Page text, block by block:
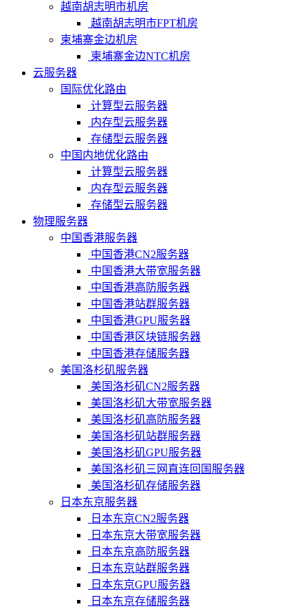
越南胡志明市机房
越南胡志明市FPT机房
柬埔寨金边机房
柬埔寨金边NTC机房
云服务器
国际优化路由
计算型云服务器
内存型云服务器
存储型云服务器
中国内地优化路由
计算型云服务器
内存型云服务器
存储型云服务器
物理服务器
中国香港服务器
中国香港CN2服务器
中国香港大带宽服务器
中国香港高防服务器
中国香港站群服务器
中国香港GPU服务器
中国香港区块链服务器
中国香港存储服务器
美国洛杉矶服务器
美国洛杉矶CN2服务器
美国洛杉矶大带宽服务器
美国洛杉矶高防服务器
美国洛杉矶站群服务器
美国洛杉矶GPU服务器
美国洛杉矶三网直连回国服务器
美国洛杉矶存储服务器
日本东京服务器
日本东京CN2服务器
日本东京大带宽服务器
日本东京高防服务器
日本东京站群服务器
日本东京GPU服务器
日本东京存储服务器